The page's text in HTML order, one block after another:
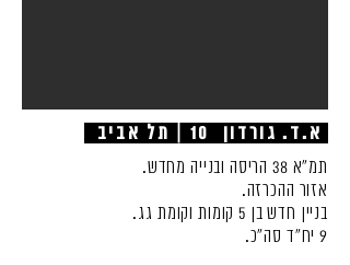
תמ"א 38 הריסה ובנייה מחדש.
אזור ההכרזה.
בניין חדש בן 5 קומות וקומת גג.
9 יח"ד סה"כ.